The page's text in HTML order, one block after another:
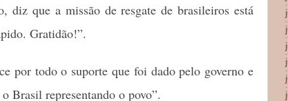
que a missão de resgate de brasileiros está
Gratidão!”.
por todo o suporte que foi dado pelo governo e
Brasil representando o povo”.